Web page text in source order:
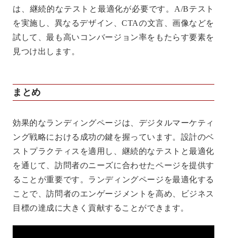
は、継続的なテストと最適化が必要です。A/Bテスト
を実施し、異なるデザイン、CTAの文言、画像などを
試して、最も高いコンバージョン率をもたらす要素を
見つけ出します。
まとめ
効果的なランディングページは、デジタルマーケティ
ング戦略における成功の鍵を握っています。設計のベ
ストプラクティスを適用し、継続的なテストと最適化
を通じて、訪問者のニーズに合わせたページを提供す
ることが重要です。ランディングページを最適化する
ことで、訪問者のエンゲージメントを高め、ビジネス
目標の達成に大きく貢献することができます。